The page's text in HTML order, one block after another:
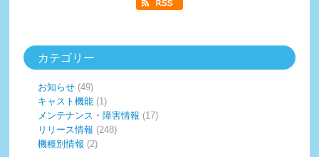
カテゴリー
お知らせ (49)
キャスト機能 (1)
メンテナンス・障害情報 (17)
リリース情報 (248)
機種別情報 (2)